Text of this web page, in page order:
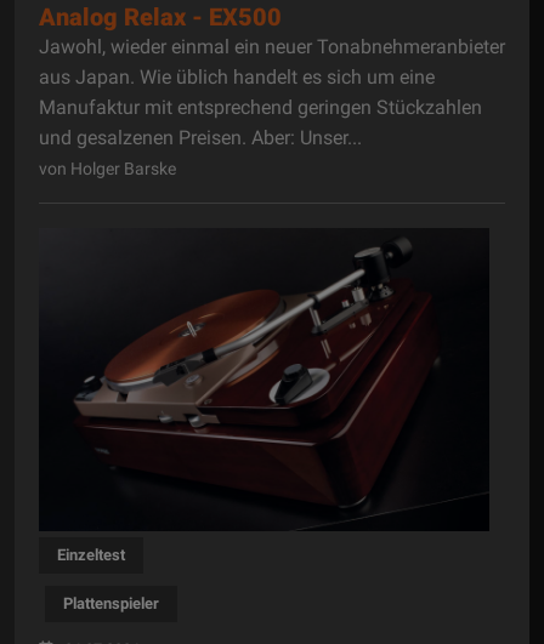
Analog Relax - EX500
Jawohl, wieder einmal ein neuer Tonabnehmeranbieter
aus Japan. Wie üblich handelt es sich um eine
Manufaktur mit entsprechend geringen Stückzahlen
und gesalzenen Preisen. Aber: Unser...
von Holger Barske
Einzeltest
Plattenspieler